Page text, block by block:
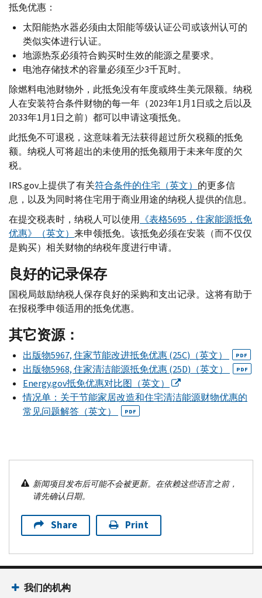
抵免优惠：
太阳能热水器必须由太阳能等级认证公司或该州认可的
类似实体进行认证。
地源热泵必须符合购买时生效的能源之星要求。
电池存储技术的容量必须至少3千瓦时。
除燃料电池财物外，此抵免没有年度或终生美元限额。纳税
人在安装符合条件财物的每一年（2023年1月1日或之后以及
2033年1月1日之前）都可以申请这项抵免。
此抵免不可退税，这意味着无法获得超过所欠税额的抵免
额。纳税人可将超出的未使用的抵免额用于未来年度的欠
税。
IRS.gov上提供了有关符合条件的住宅（英文） 的更多信
息，以及为同时将住宅用于商业用途的纳税人提供的信息。
在提交税表时，纳税人可以使用 《表格5695，住家能源抵免
优惠》（英文） 来申领抵免。该抵免必须在安装（而不仅仅
是购买）相关财物的纳税年度进行申请。
良好的记录保存
国税局鼓励纳税人保存良好的采购和支出记录。这将有助于
在报税季申领适用的抵免优惠。
其它资源：
出版物5967, 住家节能改进抵免优惠 (25C)（英文） PDF
出版物5968, 住家清洁能源抵免优惠 (25D)（英文） PDF
Energy.gov抵免优惠对比图（英文）
情况单：关于节能家居改造和住宅清洁能源财物优惠的
常见问题解答（英文）
PDF
新闻项目发布后可能不会被更新。在依赖这些语言之前，
请先确认日期。
Share Print
我们的机构